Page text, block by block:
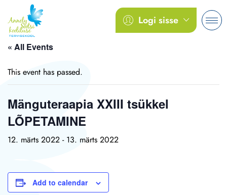
Logi sisse
« All Events
This event has passed.
Mänguteraapia XXIII tsükkel
LÕPETAMINE
12. märts 2022 - 13. märts 2022
Add to calendar